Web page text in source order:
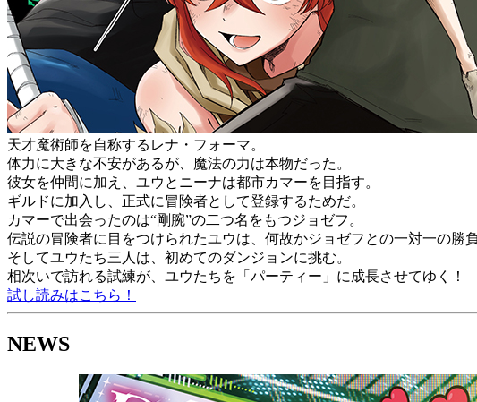
天才魔術師を自称するレナ・フォーマ。
体力に大きな不安があるが、魔法の力は本物だった。
彼女を仲間に加え、ユウとニーナは都市カマーを目指す。
ギルドに加入し、正式に冒険者として登録するためだ。
カマーで出会ったのは“剛腕”の二つ名をもつジョゼフ。
伝説の冒険者に目をつけられたユウは、何故かジョゼフとの一対一の勝
そしてユウたち三人は、初めてのダンジョンに挑む。
相次いで訪れる試練が、ユウたちを「パーティー」に成長させてゆく！
試し読みはこちら！
NEWS